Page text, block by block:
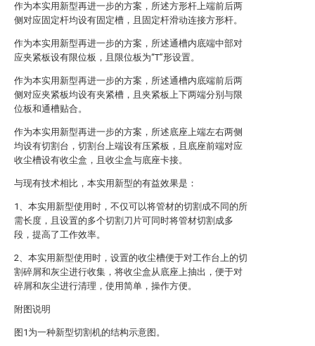
作为本实用新型再进一步的方案，所述方形杆上端前后两
侧对应固定杆均设有固定槽，且固定杆滑动连接方形杆。
作为本实用新型再进一步的方案，所述通槽内底端中部对
应夹紧板设有限位板，且限位板为“T”形设置。
作为本实用新型再进一步的方案，所述通槽内底端前后两
侧对应夹紧板均设有夹紧槽，且夹紧板上下两端分别与限
位板和通槽贴合。
作为本实用新型再进一步的方案，所述底座上端左右两侧
均设有切割台，切割台上端设有压紧板，且底座前端对应
收尘槽设有收尘盒，且收尘盒与底座卡接。
与现有技术相比，本实用新型的有益效果是：
1、本实用新型使用时，不仅可以将管材的切割成不同的所
需长度，且设置的多个切割刀片可同时将管材切割成多
段，提高了工作效率。
2、本实用新型使用时，设置的收尘槽便于对工作台上的切
割碎屑和灰尘进行收集，将收尘盒从底座上抽出，便于对
碎屑和灰尘进行清理，使用简单，操作方便。
附图说明
图1为一种新型切割机的结构示意图。